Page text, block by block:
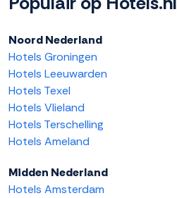
Noord Nederland
Hotels Groningen
Hotels Leeuwarden
Hotels Texel
Hotels Vlieland
Hotels Terschelling
Hotels Ameland
Midden Nederland
Hotels Amsterdam